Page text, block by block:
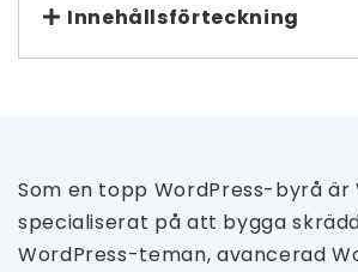
Innehållsförteckning
Som en topp WordPress-byrå är
specialiserat på att bygga
WordPress-teman, avancerad